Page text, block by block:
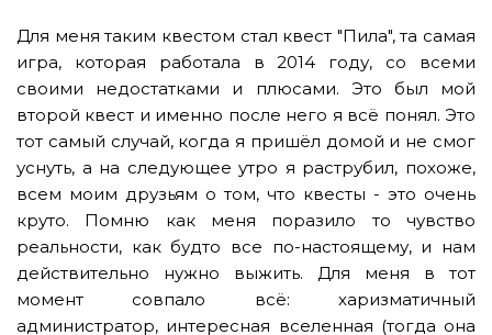
Для меня таким квестом стал квест "Пила", та самая
игра, которая работала в 2014 году, со всеми
своими недостатками и плюсами. Это был мой
второй квест и именно после него я всё понял. Это
тот самый случай, когда я пришёл домой и не смог
уснуть, а на следующее утро я раструбил, похоже,
всем моим друзьям о том, что квесты - это очень
круто. Помню как меня поразило то чувство
реальности, как будто все по-настоящему, и нам
действительно нужно выжить. Для меня в тот
момент совпало всё: харизматичный
администратор, интересная вселенная (тогда она